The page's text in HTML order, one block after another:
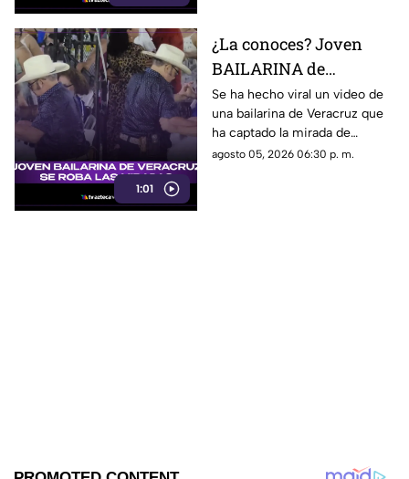
1:01
¿La conoces? Joven
BAILARINA de
Veracruz se roba las
miradas por sus
TREMENDOS PASOS
(+VIDEO)
Se ha hecho viral un video de
una bailarina de Veracruz que
ha captado la mirada de
muchos debido a su estilo de
agosto 05, 2026 06:30 p. m.